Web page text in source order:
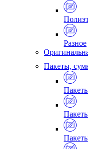
Разное
Пакеты,